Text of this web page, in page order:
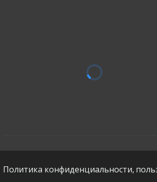
Политика конфиденциальности,